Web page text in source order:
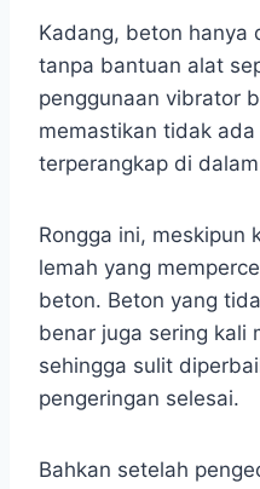
Kadang, beton hanya
tanpa bantuan alat
penggunaan vibrator
memastikan tidak
terperangkap di
Rongga ini, meskipun
lemah yang
beton. Beton yang
benar juga sering kali
sehingga sulit
pengeringan selesai.
Bahkan setelah